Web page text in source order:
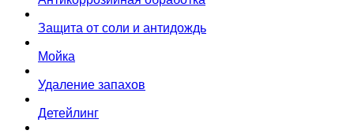
Защита от соли и антидождь
Мойка
Удаление запахов
Детейлинг